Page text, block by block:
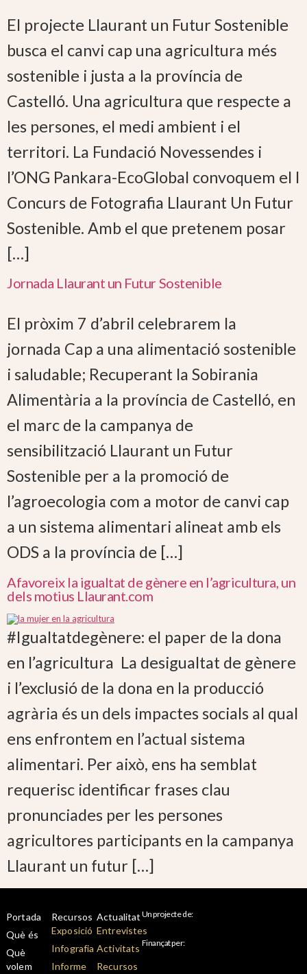
El projecte Llaurant un Futur Sostenible
busca el canvi cap una agricultura més
sostenible i justa a la província de
Castelló. Una agricultura que respecte a
les persones, el medi ambient i el
territori. La Fundació Novessendes i
l’ONG Pankara-EcoGlobal convoquem el I
Concurs de Fotografia Llaurant Un Futur
Sostenible. Amb el que pretenem posar
[…]
Jornada Llaurant un Futur Sostenible
El pròxim 7 d’abril celebrarem la
jornada Cap a una alimentació sostenible
i saludable; Recuperant la Sobirania
Alimentària a la província de Castelló, en
el marc de la campanya de
sensibilització Llaurant un Futur
Sostenible per a la promoció de
l’agroecologia com a motor de canvi cap
a un sistema alimentari alineat amb els
ODS a la província de […]
Afavoreix la igualtat de gènere en l’agricultura, un
dels motius Llaurant.com
#Igualtatdegènere: el paper de la dona
en l’agricultura La desigualtat de gènere
i l’exclusió de la dona en la producció
agrària és un dels impactes socials al qual
ens enfrontem en l’actual sistema
alimentari. Per això, ens ha semblat
requerisc identificar frases clau
pronunciades per les persones
agricultores participants en la campanya
Llaurant un futur […]
Portada
Què és
Què
volem
Recursos
Exposició
Infografia
Informe
Actualitat
Entrevistes
Activitats
Recursos
Un projecte de:
Finançat per: